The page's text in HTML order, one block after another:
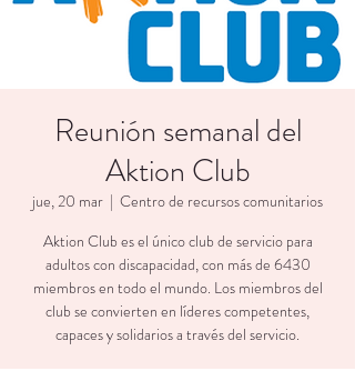
Reunión semanal del
Aktion Club
jue, 20 mar
  |
Centro de recursos comunitarios
Aktion Club es el único club de servicio para
adultos con discapacidad, con más de 6430
miembros en todo el mundo. Los miembros del
club se convierten en líderes competentes,
capaces y solidarios a través del servicio.